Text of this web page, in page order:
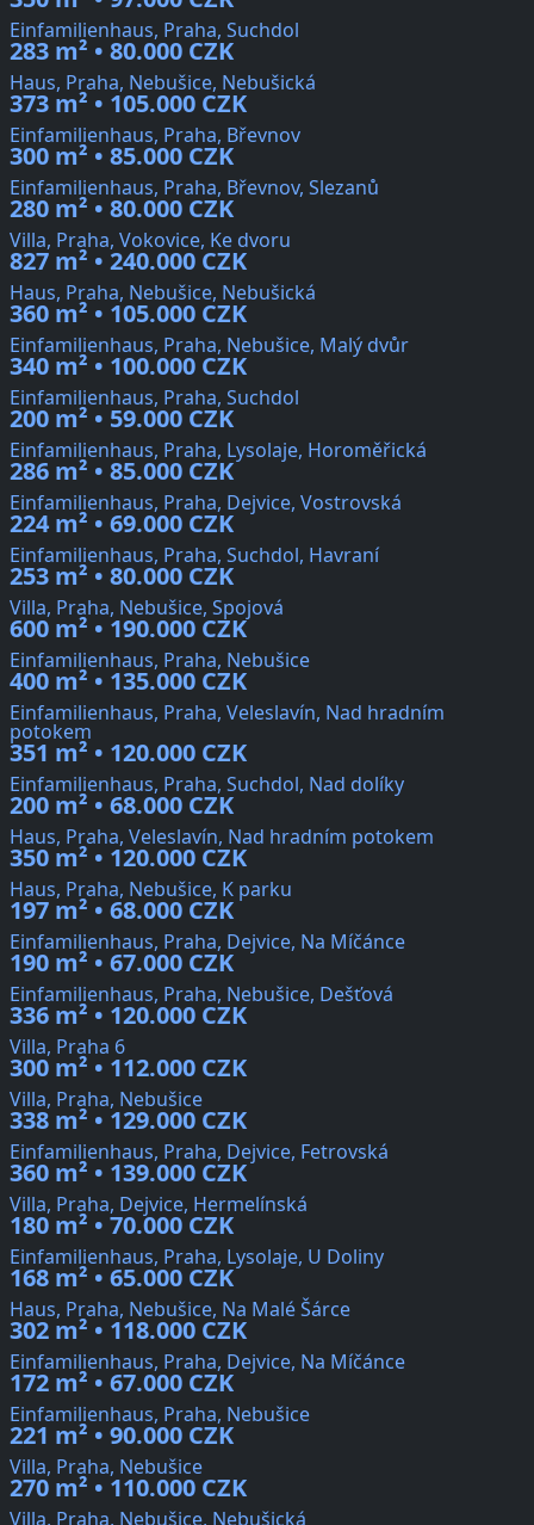
Einfamilienhaus, Praha, Suchdol
283 m² • 80.000 CZK
Haus, Praha, Nebušice, Nebušická
373 m² • 105.000 CZK
Einfamilienhaus, Praha, Břevnov
300 m² • 85.000 CZK
Einfamilienhaus, Praha, Břevnov, Slezanů
280 m² • 80.000 CZK
Villa, Praha, Vokovice, Ke dvoru
827 m² • 240.000 CZK
Haus, Praha, Nebušice, Nebušická
360 m² • 105.000 CZK
Einfamilienhaus, Praha, Nebušice, Malý dvůr
340 m² • 100.000 CZK
Einfamilienhaus, Praha, Suchdol
200 m² • 59.000 CZK
Einfamilienhaus, Praha, Lysolaje, Horoměřická
286 m² • 85.000 CZK
Einfamilienhaus, Praha, Dejvice, Vostrovská
224 m² • 69.000 CZK
Einfamilienhaus, Praha, Suchdol, Havraní
253 m² • 80.000 CZK
Villa, Praha, Nebušice, Spojová
600 m² • 190.000 CZK
Einfamilienhaus, Praha, Nebušice
400 m² • 135.000 CZK
Einfamilienhaus, Praha, Veleslavín, Nad hradním
potokem
351 m² • 120.000 CZK
Einfamilienhaus, Praha, Suchdol, Nad dolíky
200 m² • 68.000 CZK
Haus, Praha, Veleslavín, Nad hradním potokem
350 m² • 120.000 CZK
Haus, Praha, Nebušice, K parku
197 m² • 68.000 CZK
Einfamilienhaus, Praha, Dejvice, Na Míčánce
190 m² • 67.000 CZK
Einfamilienhaus, Praha, Nebušice, Dešťová
336 m² • 120.000 CZK
Villa, Praha 6
300 m² • 112.000 CZK
Villa, Praha, Nebušice
338 m² • 129.000 CZK
Einfamilienhaus, Praha, Dejvice, Fetrovská
360 m² • 139.000 CZK
Villa, Praha, Dejvice, Hermelínská
180 m² • 70.000 CZK
Einfamilienhaus, Praha, Lysolaje, U Doliny
168 m² • 65.000 CZK
Haus, Praha, Nebušice, Na Malé Šárce
302 m² • 118.000 CZK
Einfamilienhaus, Praha, Dejvice, Na Míčánce
172 m² • 67.000 CZK
Einfamilienhaus, Praha, Nebušice
221 m² • 90.000 CZK
Villa, Praha, Nebušice
270 m² • 110.000 CZK
Villa, Praha, Nebušice, Nebušická